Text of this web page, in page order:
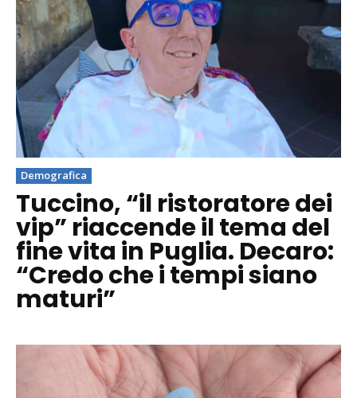
Demografica
Tuccino, “il ristoratore dei
vip” riaccende il tema del
fine vita in Puglia. Decaro:
“Credo che i tempi siano
maturi”